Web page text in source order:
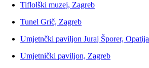
Tiflolški muzej, Zagreb
Tunel Grič, Zagreb
Umjetnčki paviljon Juraj Šporer, Opatija
Umjetnički paviljon, Zagreb